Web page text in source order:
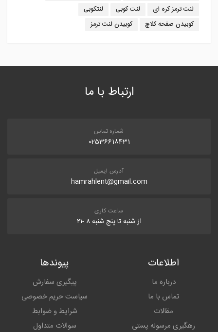
لنت ترمز کره ای
لنت کوبی
لنتکوبی
کوبیدن صفحه کلاچ
کوبیدن لنت ترمز
ارتباط با ما
شماره تماس
02536618431
آدرس ایمیل
hamrahlent@gmail.com
ساعت کاری
از شنبه تا پنج شنبه ۸ -۲۱
اطلاعات
درباره ما
تماس با ما
مقالات
رهگیری مرسوله پستی
پیوندها
پیگیری سفارش
سیاست حریم خصوصی
شرایط و ضوابط
سوالات متداول